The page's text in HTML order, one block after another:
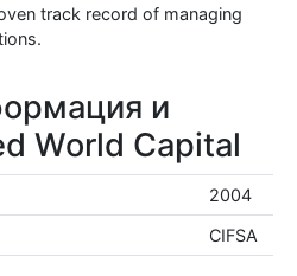
track record of managing
и
World Capital
2004
CIFSA